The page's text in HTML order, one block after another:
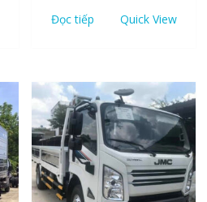
Đọc tiếp Quick View